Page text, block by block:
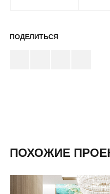
ПОДЕЛИТЬСЯ
ПОХОЖИЕ